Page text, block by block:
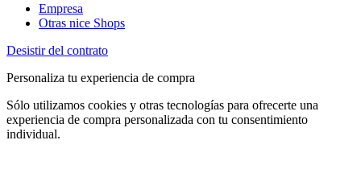
Empresa
Otras nice Shops
Desistir del contrato
Personaliza tu experiencia de compra
Sólo utilizamos cookies y otras tecnologías para ofrecerte una
experiencia de compra personalizada con tu consentimiento
individual.